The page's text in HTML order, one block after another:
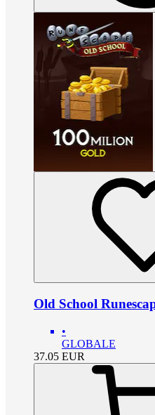
Old School
•
GLOBALE
37.05 EUR